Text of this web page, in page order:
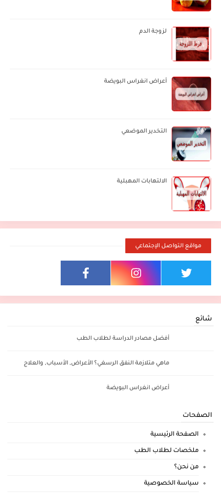
لزوجة الدم
أعراض انغراس البويضة
التخدير الموضعي
الالتهابات المهبلية
مواقع التواصل الإجتماعي
شائع
أفضل مصادر الدراسة لطلاب الطب
ماهي متلازمة النفق الرسغي؟ الأعراض, الأسباب, والعلاج
أعراض انغراس البويضة
الصفحات
الصفحة الرئيسية
ملخصات لطلاب الطب
من نحن؟
سياسة الخصوصية